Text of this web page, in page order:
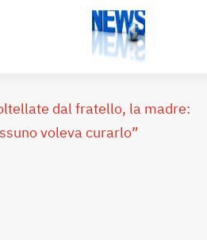
dal fratello, la madre:
voleva curarlo”